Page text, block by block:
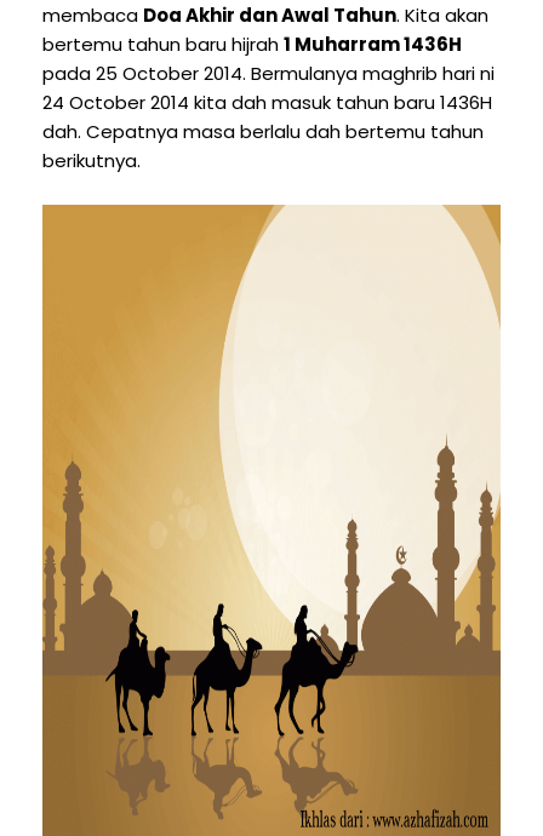
membaca Doa Akhir dan Awal Tahun. Kita akan
bertemu tahun baru hijrah1 Muharram 1436H
pada 25 October 2014. Bermulanya maghrib hari ni
24 October 2014 kita dah masuk tahun baru 1436H
dah. Cepatnya masa berlalu dah bertemu tahun
berikutnya.